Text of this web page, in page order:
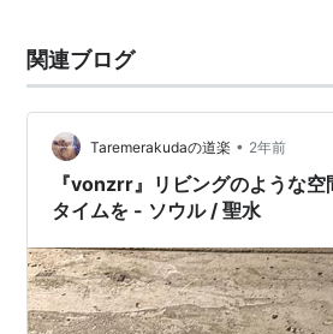
関連ブログ
Taremerakudaの道楽 • 2年前
『vonzrr』リビングのような
タイムを - ソウル / 聖水